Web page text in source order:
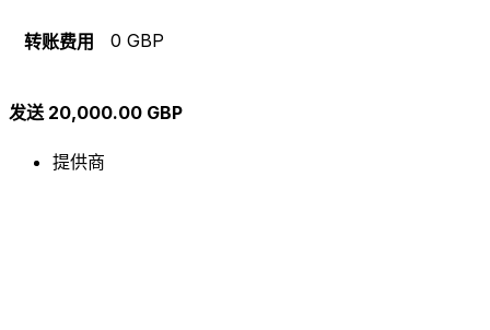
转账费用 0 GBP
发送 20,000.00 GBP
提供商